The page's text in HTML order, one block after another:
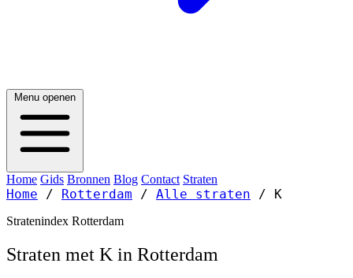
Menu openen
Home Gids Bronnen Blog Contact Straten
Home / Rotterdam / Alle straten / K
Stratenindex Rotterdam
Straten met K in Rotterdam